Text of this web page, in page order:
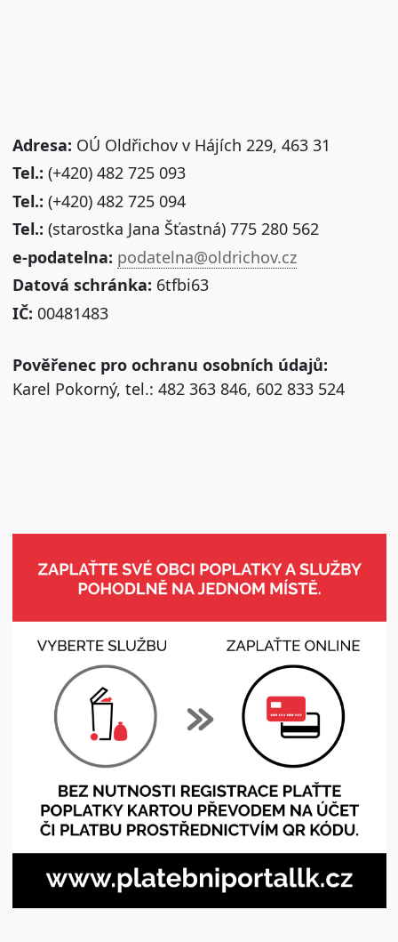
Adresa: OÚ Oldřichov v Hájích 229, 463 31
Tel.: (+420) 482 725 093
Tel.: (+420) 482 725 094
Tel.: (starostka Jana Šťastná) 775 280 562
e-podatelna: podatelna@oldrichov.cz
Datová schránka: 6tfbi63
IČ: 00481483
Pověřenec pro ochranu osobních údajů:
Karel Pokorný, tel.: 482 363 846, 602 833 524